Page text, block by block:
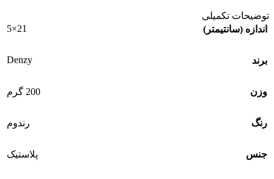
توضیحات تکمیلی
اندازه (سانتیمتر)
21×5
برند Denzy
وزن 200 گرم
رنگ رندوم
جنس پلاستیک